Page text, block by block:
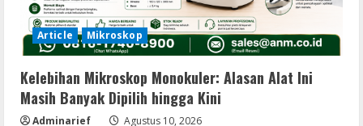
Article Mikroskop
Kelebihan Mikroskop Monokuler: Alasan Alat Ini
Masih Banyak Dipilih hingga Kini
Adminarief Agustus 10, 2026